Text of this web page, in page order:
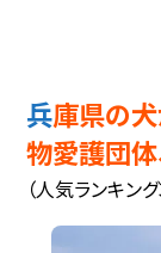
兵庫県の犬が迷子になった時の相談先（動
物愛護団体
（人気ランキ